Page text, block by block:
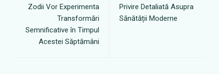
Zodii Vor Experimenta
Transformări
Semnificative în Timpul
Acestei Săptămâni
Privire Detaliată Asupra
Sănătății Moderne